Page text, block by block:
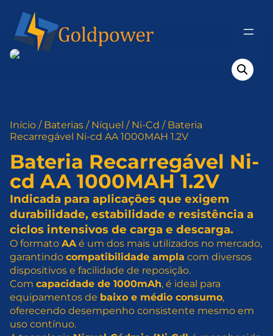
conteúdo
Início / Baterias / Níquel / Ni-Cd / Bateria
Recarregável Ni-cd AA 1000MAH 1.2V
Bateria Recarregável Ni-
cd AA 1000MAH 1.2V
Indicada para aplicações que exigem
durabilidade, estabilidade e resistência a
ciclos intensivos de carga e descarga.
O formato AAé um dos mais utilizados no mercado,
garantindo compatibilidade ampla com diversos
dispositivos e facilidade de reposição.
Com capacidade de 1000mAh, é ideal para
equipamentos de baixo e médio consumo,
oferecendo desempenho consistente mesmo em
uso contínuo.